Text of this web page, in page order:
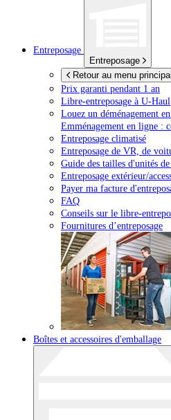
Entreposage
Entreposage
Retour au menu principal
Prix garanti pendant 1 an
Libre-entreposage à U-Haul
Louez un déménagement
Emménagement en ligne :
Entreposage climatisé
Entreposage de VR, de
Guide des tailles d'unités
Entreposage extérieur/
Payer ma facture
FAQ
Conseils sur le libre-
Fournitures d’entreposage
Boîtes et accessoires d'emballage